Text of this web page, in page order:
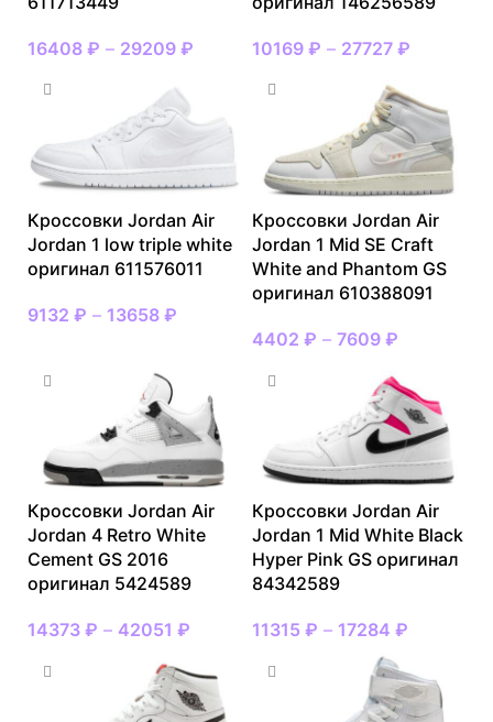
16408 ₽ – 29209 ₽ 10169 ₽ – 27727 ₽
Кроссовки Jordan Air
Jordan 1 low triple white
оригинал 611576011
9132 ₽ – 13658 ₽
Кроссовки Jordan Air
Jordan 1 Mid SE Craft
White and Phantom GS
оригинал 610388091
4402 ₽ – 7609 ₽
Кроссовки Jordan Air
Jordan 4 Retro White
Cement GS 2016
оригинал 5424589
14373 ₽ – 42051 ₽
Кроссовки Jordan Air
Jordan 1 Mid White Black
Hyper Pink GS оригинал
84342589
11315 ₽ – 17284 ₽